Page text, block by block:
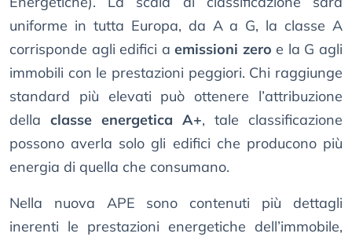
uniforme in tutta Europa, da A a G, la classe A
corrisponde agli edifici aemissioni zero e la G agli
immobili con le prestazioni peggiori. Chi raggiunge
standard più elevati può ottenere l’attribuzione
della classe energetica A+, tale classificazione
possono averla solo gli edifici che producono più
energia di quella che consumano.
Nella nuova APE sono contenuti più dettagli
inerenti le prestazioni energetiche dell’immobile,